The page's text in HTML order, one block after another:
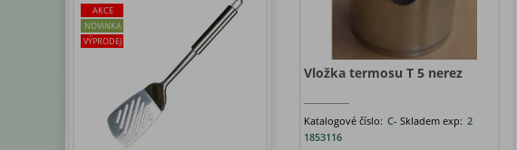
AKCE
NOVINKA
VÝPRODEJ
Vložka termosu T 5 nerez
Katalogové číslo: C-
1853116
Skladem exp: 2